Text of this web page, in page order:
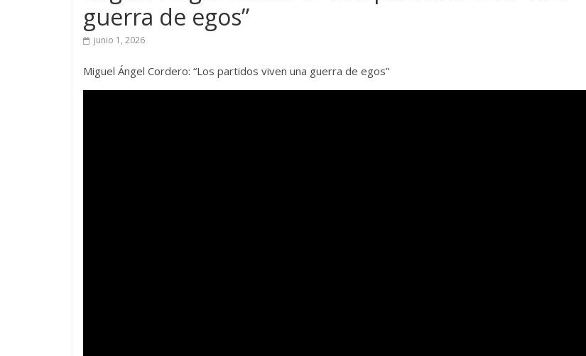
guerra de egos”
junio 1, 2026
Miguel Ángel Cordero: “Los partidos viven una guerra de egos”